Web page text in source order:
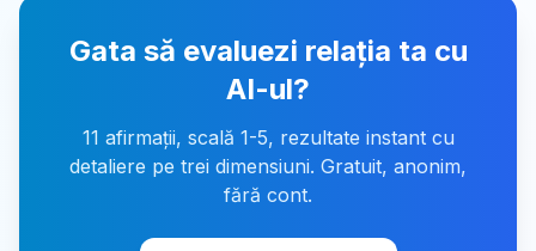
Gata să evaluezi relația ta cu
AI-ul?
11 afirmații, scală 1-5, rezultate instant cu
detaliere pe trei dimensiuni. Gratuit, anonim,
fără cont.